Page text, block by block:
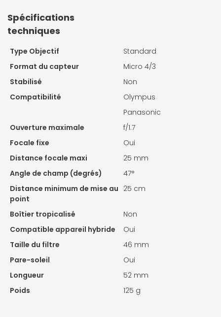
Spécifications
techniques
Type Objectif
Standard
Format du capteur
Micro 4/3
Stabilisé
Non
Compatibilité
Olympus
Panasonic
Ouverture maximale
f/1.7
Focale fixe
Oui
Distance focale maxi
25 mm
Angle de champ (degrés)
47°
Distance minimum de mise au
point
25 cm
Boîtier tropicalisé
Non
Compatible appareil hybride
Oui
Taille du filtre
46 mm
Pare-soleil
Oui
Longueur
52 mm
Poids
125 g